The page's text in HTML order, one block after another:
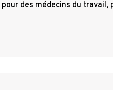
des médecins du